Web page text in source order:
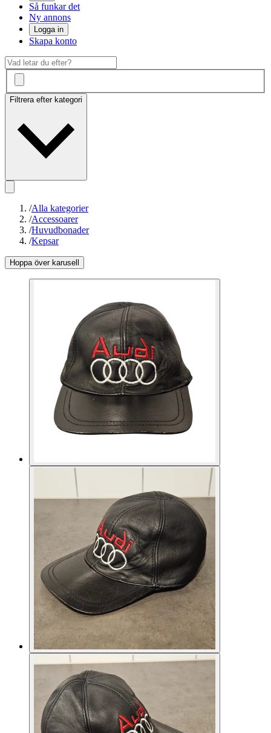
Så funkar det
Ny annons
Logga in
Skapa konto
Filtrera efter kategori
/Alla kategorier
/Accessoarer
/Huvudbonader
/Kepsar
Hoppa över karusell